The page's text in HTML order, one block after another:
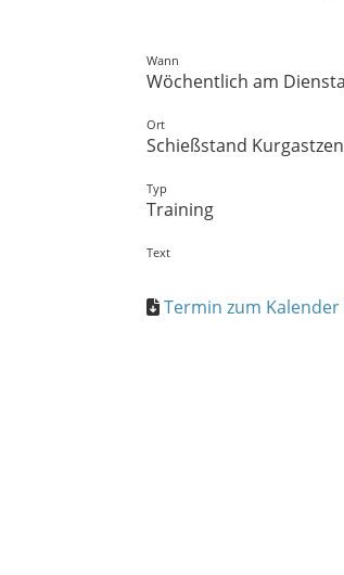
Wann
Wöchentlich am
Ort
Schießstand
Typ
Training
Text
Termin zum